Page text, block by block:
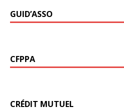
GUID’ASSO
CFPPA
CRÉDIT MUTUEL